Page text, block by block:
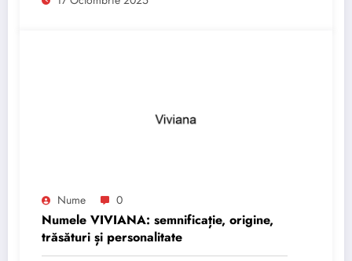
Nume 0
Numele VIVIANA: semnificație, origine,
trăsături și personalitate